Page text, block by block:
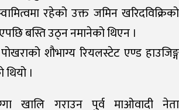
रहेको उक्त जमिन खरिदविक्रिको
बस्ति उठ्न नमानेको थिएन ।
शौभाग्य रियलस्टेट एण्ड हाउजिङ्ग
।
खालि गराउन पुर्व माओवादी नेता